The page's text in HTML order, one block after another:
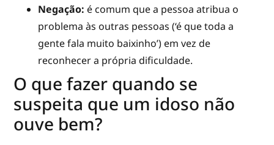
Negação: é comum que a pessoa atribua o
problema às outras pessoas (‘é que toda a
gente fala muito baixinho’) em vez de
reconhecer a própria dificuldade.
O que fazer quando se
suspeita que um idoso não
ouve bem?